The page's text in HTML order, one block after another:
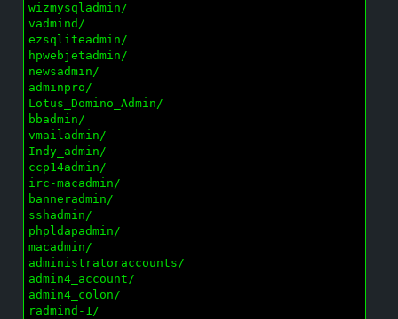
wizmysqladmin/
vadmind/
ezsqliteadmin/
hpwebjetadmin/
newsadmin/
adminpro/
Lotus_Domino_Admin/
bbadmin/
vmailadmin/
Indy_admin/
ccp14admin/
irc-macadmin/
banneradmin/
sshadmin/
phpldapadmin/
macadmin/
administratoraccounts/
admin4_account/
admin4_colon/
radmind-1/